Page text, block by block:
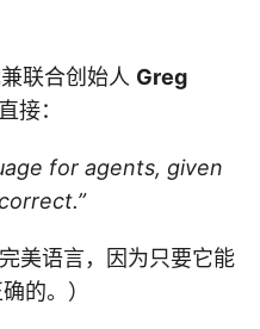
联合创始人 Greg
接：
for agents, given
美语言，因为只要它能
的。）